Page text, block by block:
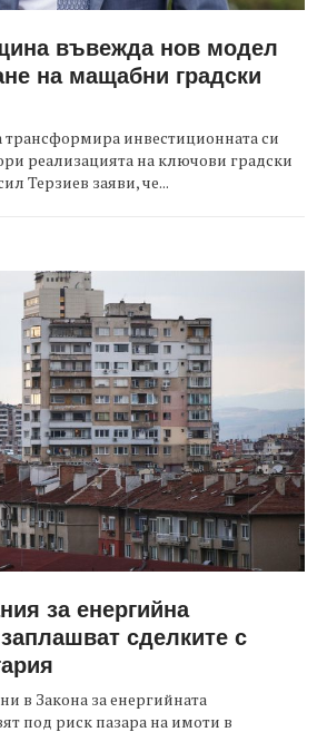
въвежда нов модел
на мащабни градски
инвестиционната си
реализацията на ключови градски
Терзиев заяви, че...
за енергийна
сделките с
в Закона за енергийната
под риск пазара на имоти в